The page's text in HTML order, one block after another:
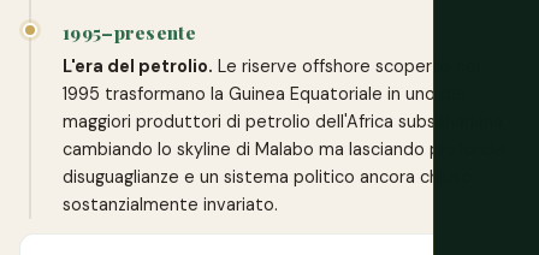
1995–presente
L'era del petrolio. Le riserve offshore scoperte nel
1995 trasformano la Guinea Equatoriale in uno dei
maggiori produttori di petrolio dell'Africa subsahariana,
cambiando lo skyline di Malabo ma lasciando profonde
disuguaglianze e un sistema politico ancora chiuso
sostanzialmente invariato.